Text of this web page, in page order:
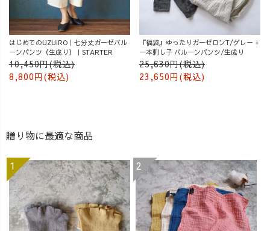
はじめてのUZUiRO｜七分丈ガーゼバル
ーンパンツ（生成り）｜STARTER
10,450円(税込)
8,800円(税込)
『福袋』ゆったりガーゼロンT/グレー +
一本刺し子 バルーンパンツ/生成り
25,630円(税込)
23,650円(税込)
贈り物に最適な商品